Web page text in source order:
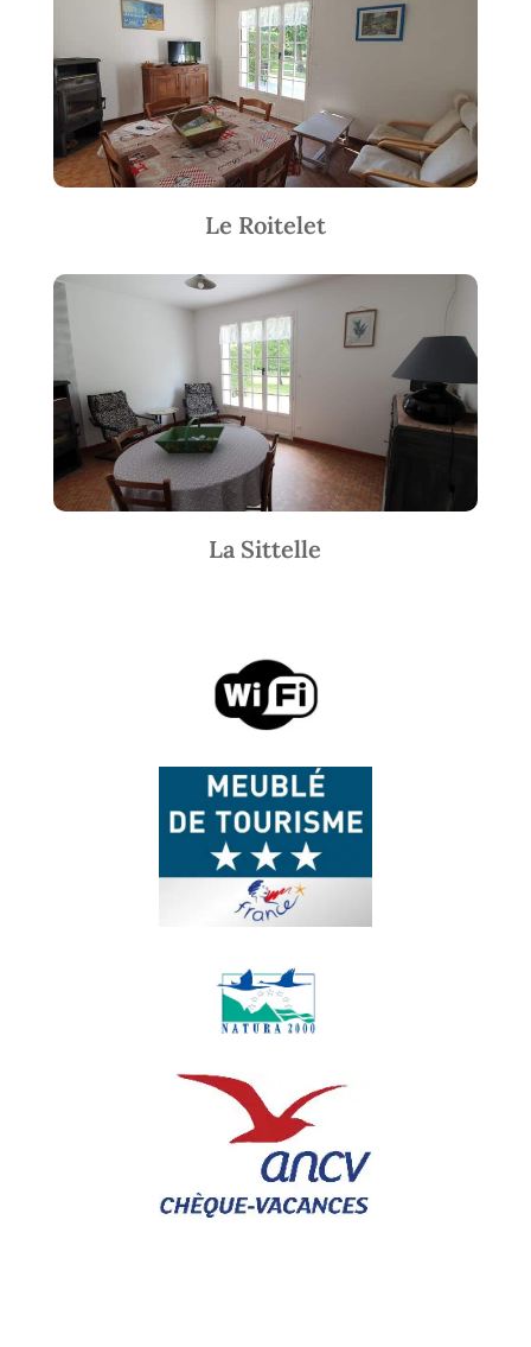
Le Roitelet
La Sittelle